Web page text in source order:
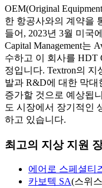
OEM(Original
한 항공사와의 계약을
들어, 2023년 3월 미국
Capital Management는
수하고 이 회사를 HDT
정입니다. Textron의
발과 R&D에 대한 막대
증가할 것으로 예상됩
도 시장에서 장기적인
하고 있습니다.
최고의 지상 지원
에어로 스페셜티
카보텍 SA(스위